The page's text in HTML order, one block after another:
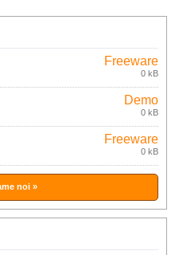
Freeware
0 kB
Demo
0 kB
Freeware
0 kB
noi »